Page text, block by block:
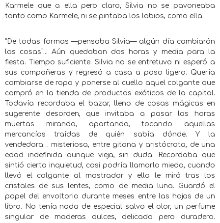
Karmele que a ella pero claro, Silvia no se pavoneaba
tanto como Karmele, ni se pintaba los labios, como ella.
“De todas formas —pensaba Silvia— algún día cambiarán
las cosas”... Aún quedaban dos horas y media para la
fiesta. Tiempo suficiente. Silvia no se entretuvo ni esperó a
sus compañeras y regresó a casa a paso ligero. Quería
cambiarse de ropa y ponerse al cuello aquel colgante que
compró en la tienda de productos exóticos de la capital.
Todavía recordaba el bazar, lleno de cosas mágicas en
sugerente desorden, que invitaba a pasar las horas
muertas mirando, apartando, tocando aquellas
mercancías traídas de quién sabía dónde. Y la
vendedora… misteriosa, entre gitana y aristócrata, de una
edad indefinida aunque vieja, sin duda. Recordaba que
sintió cierta inquietud, casi podría llamarlo miedo, cuando
llevó el colgante al mostrador y ella le miró tras los
cristales de sus lentes, como de media luna. Guardó el
papel del envoltorio durante meses entre las hojas de un
libro. No tenía nada de especial salvo el olor, un perfume
singular de maderas dulces, delicado pero duradero.